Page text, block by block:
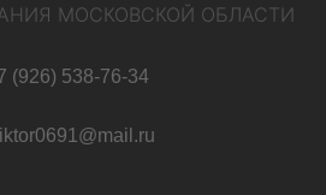
МОСКОВСКОЙ ОБЛАСТИ
(926) 538-76-34